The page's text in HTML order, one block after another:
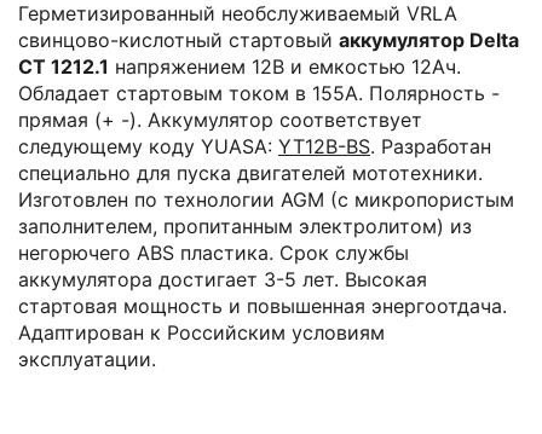
Герметизированный необслуживаемый VRLA
cвинцово-кислотный стартовый аккумулятор Delta
CT 1212.1 напряжением 12В и емкостью 12Ач.
Обладает стартовым током в 155А. Полярность -
прямая (+ -). Аккумулятор соответствует
следующему коду YUASA: YT12B-BS. Разработан
специально для пуска двигателей мототехники.
Изготовлен по технологии AGM (с микропористым
заполнителем, пропитанным электролитом) из
негорючего ABS пластика. Срок службы
аккумулятора достигает 3-5 лет. Высокая
стартовая мощность и повышенная энергоотдача.
Адаптирован к Российским условиям
эксплуатации.